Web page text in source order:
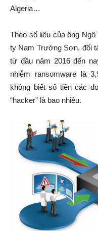
Algeria…
Theo số liệu của ông
ty Nam Trường Sơn, đối
từ đầu năm 2016 đến
nhiễm ransomware là
không biết số tiền các
“hacker” là bao nhiêu.